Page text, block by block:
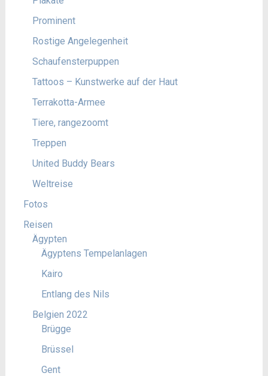
Prominent
Rostige Angelegenheit
Schaufensterpuppen
Tattoos – Kunstwerke auf der Haut
Terrakotta-Armee
Tiere, rangezoomt
Treppen
United Buddy Bears
Weltreise
Fotos
Reisen
Ägypten
Ägyptens Tempelanlagen
Kairo
Entlang des Nils
Belgien 2022
Brügge
Brüssel
Gent